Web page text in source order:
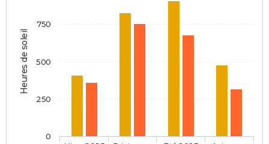
Heures de soleil
0
250
500
750